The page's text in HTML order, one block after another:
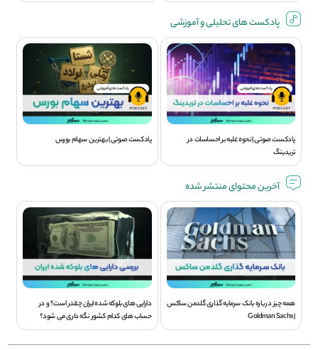
پادکست های تحلیلی و آموزشی
پادکست صوتی | نحوه غلبه بر احساسات در
تریدینگ
پادکست صوتی | بهترین سهام بورس
آخرین محتوای منتشر شده
همه چیز درباره بانک سرمایه گذاری گلدمن ساکس
| Goldman Sachs
دارایی های بلوکه شده ایران چقدر است؟ و در
حساب های کدام کشور نگه داری می شود؟